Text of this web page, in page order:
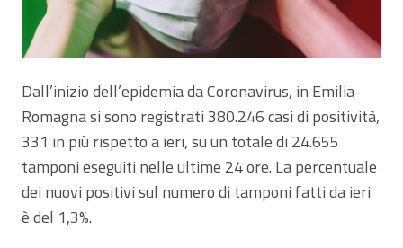
Dall’inizio dell’epidemia da Coronavirus, in Emilia-
Romagna si sono registrati 380.246 casi di positività,
331 in più rispetto a ieri, su un totale di 24.655
tamponi eseguiti nelle ultime 24 ore. La percentuale
dei nuovi positivi sul numero di tamponi fatti da ieri
è del 1,3%.